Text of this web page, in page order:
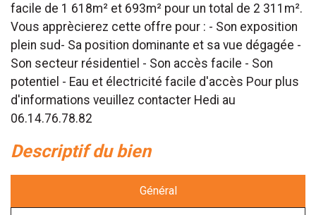
facile de 1 618m² et 693m² pour un total de 2 311m².
Vous apprècierez cette offre pour : - Son exposition
plein sud- Sa position dominante et sa vue dégagée -
Son secteur résidentiel - Son accès facile - Son
potentiel - Eau et électricité facile d'accès Pour plus
d'informations veuillez contacter Hedi au
06.14.76.78.82
descriptif du bien
Général